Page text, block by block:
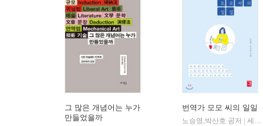
그 많은 개념어는 누가
만들었을까
번역가 모모 씨의 일일
노승영,박산호 공저
세종서적